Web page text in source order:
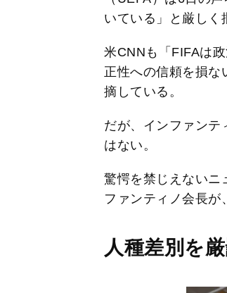
いている」と厳しく
米CNNも「FIFAは
正性への信頼を損な
摘している。
だが、インファンテ
はない。
驚愕を禁じえないニ
ファンティノ会長が
人種差別を